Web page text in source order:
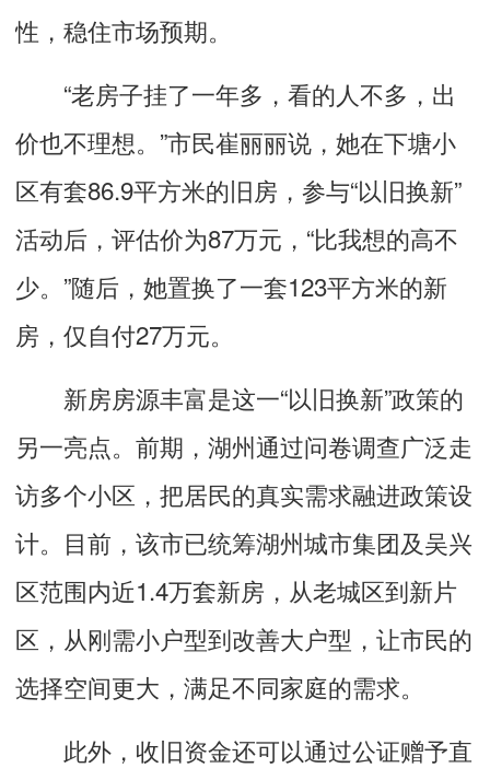
性，稳住市场预期。
“老房子挂了一年多，看的人不多，出
价也不理想。”市民崔丽丽说，她在下塘小
区有套86.9平方米的旧房，参与“以旧换新”
活动后，评估价为87万元，“比我想的高不
少。”随后，她置换了一套123平方米的新
房，仅自付27万元。
新房房源丰富是这一“以旧换新”政策的
另一亮点。前期，湖州通过问卷调查广泛走
访多个小区，把居民的真实需求融进政策设
计。目前，该市已统筹湖州城市集团及吴兴
区范围内近1.4万套新房，从老城区到新片
区，从刚需小户型到改善大户型，让市民的
选择空间更大，满足不同家庭的需求。
此外，收旧资金还可以通过公证赠予直